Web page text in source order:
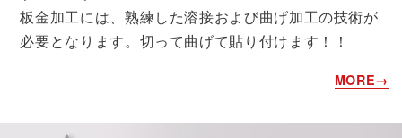
板金加工には、熟練した溶接および曲げ加工の技術が
必要となります。切って曲げて貼り付けます！！